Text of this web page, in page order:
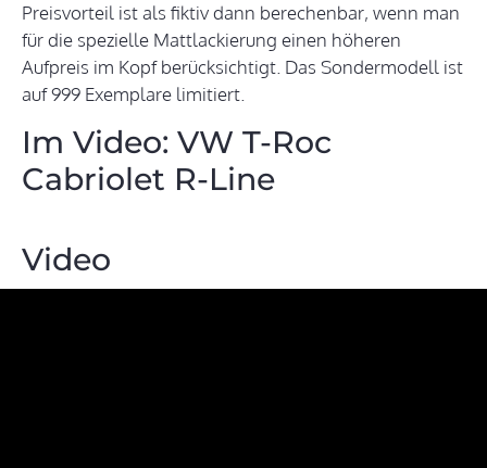
Preisvorteil ist als fiktiv dann berechenbar, wenn man
für die spezielle Mattlackierung einen höheren
Aufpreis im Kopf berücksichtigt. Das Sondermodell ist
auf 999 Exemplare limitiert.
Im Video: VW T-Roc
Cabriolet R-Line
Video